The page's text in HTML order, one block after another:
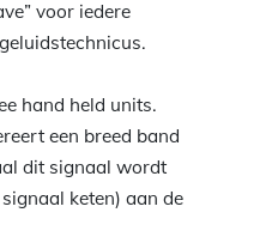
voor iedere
hand held units.
een breed band
dit signaal wordt
keten) aan de